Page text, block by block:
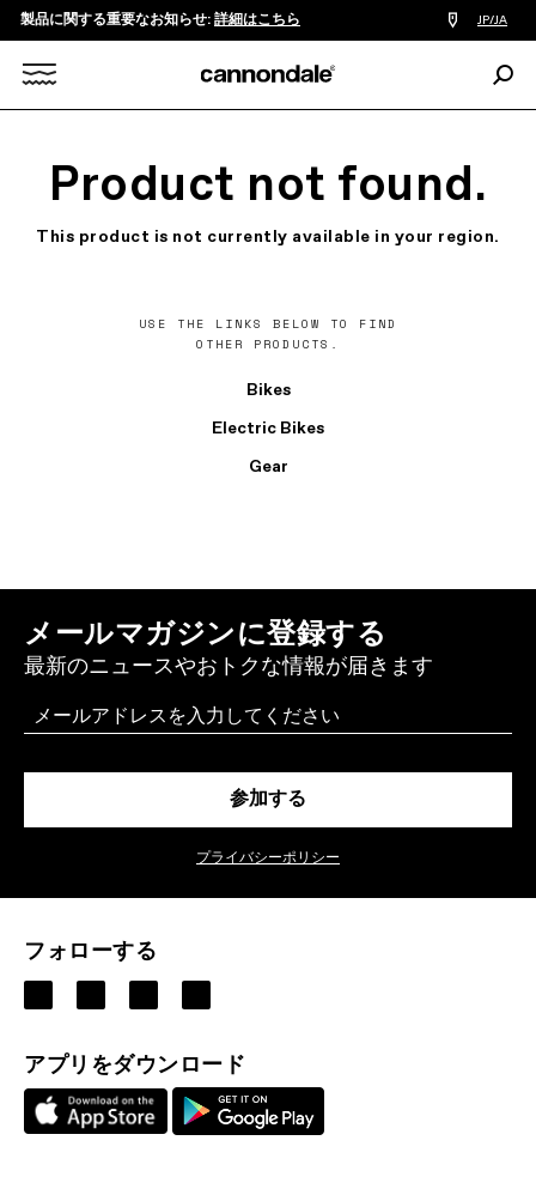
製品に関する重要なお知らせ:詳細はこちら
販
売
JP/JA
検
Product not found.
This product is not currently available in your region.
USE THE LINKS BELOW TO FIND
OTHER PRODUCTS.
Bikes
Electric Bikes
Gear
メールマガジンに登録する
最新のニュースやおトクな情報が届きます
Email
参加する
プライバシーポリシー
フォローする
アプリをダウンロード